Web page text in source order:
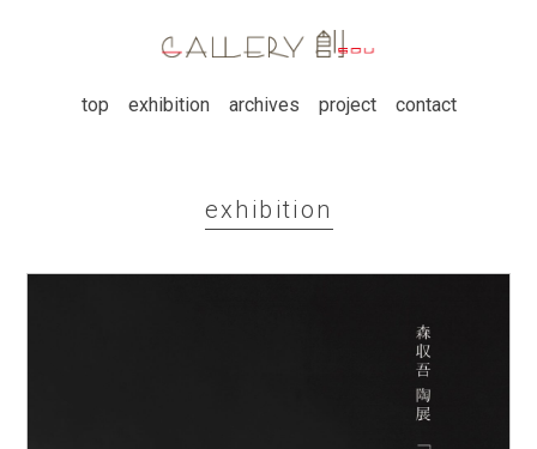
top exhibition archives project contact
exhibition